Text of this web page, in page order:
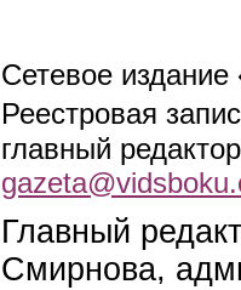
Сетевое
Реестровая
главный
Главный
Смирнова,